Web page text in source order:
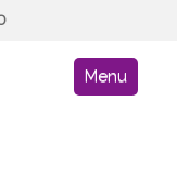
AFA site
Skip to content
Menu